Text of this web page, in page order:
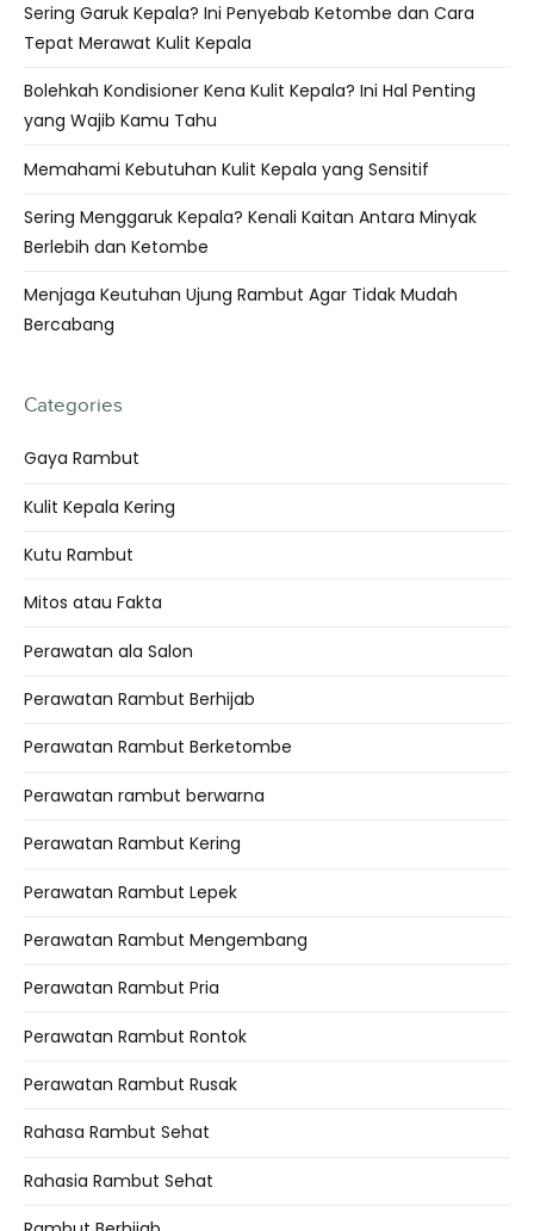
Sering Garuk Kepala? Ini Penyebab Ketombe dan Cara
Tepat Merawat Kulit Kepala
Bolehkah Kondisioner Kena Kulit Kepala? Ini Hal Penting
yang Wajib Kamu Tahu
Memahami Kebutuhan Kulit Kepala yang Sensitif
Sering Menggaruk Kepala? Kenali Kaitan Antara Minyak
Berlebih dan Ketombe
Menjaga Keutuhan Ujung Rambut Agar Tidak Mudah
Bercabang
Categories
Gaya Rambut
Kulit Kepala Kering
Kutu Rambut
Mitos atau Fakta
Perawatan ala Salon
Perawatan Rambut Berhijab
Perawatan Rambut Berketombe
Perawatan rambut berwarna
Perawatan Rambut Kering
Perawatan Rambut Lepek
Perawatan Rambut Mengembang
Perawatan Rambut Pria
Perawatan Rambut Rontok
Perawatan Rambut Rusak
Rahasa Rambut Sehat
Rahasia Rambut Sehat